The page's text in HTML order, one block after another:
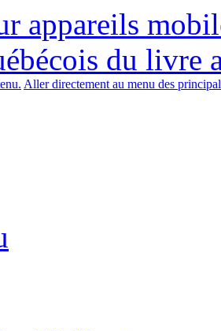
appareils
du livre
Aller directement au menu des